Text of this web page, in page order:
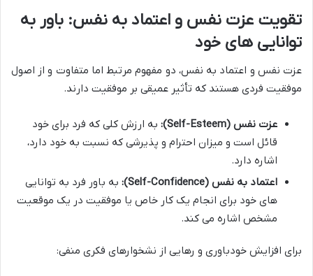
تقویت عزت نفس و اعتماد به نفس: باور به
توانایی های خود
عزت نفس و اعتماد به نفس، دو مفهوم مرتبط اما متفاوت و از اصول
موفقیت فردی هستند که تأثیر عمیقی بر موفقیت دارند.
عزت نفس (Self-Esteem):
به ارزش کلی که فرد برای خود
قائل است و میزان احترام و پذیرشی که نسبت به خود دارد،
اشاره دارد.
اعتماد به نفس (Self-Confidence):
به باور فرد به توانایی
های خود برای انجام یک کار خاص یا موفقیت در یک موقعیت
مشخص اشاره می کند.
برای افزایش خودباوری و رهایی از نشخوارهای فکری منفی: